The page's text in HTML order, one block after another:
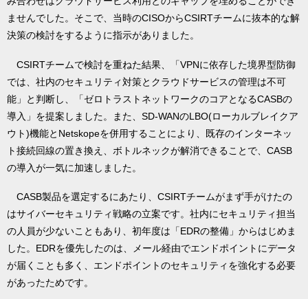
ませんでした。そこで、当時のCISOからCSIRTチームに抜本的な解
決策の検討をするように指示がありました。
CSIRTチームで検討を重ねた結果、「VPNに依存した境界型防御
では、社内のセキュリティ対策とクラウドサービスの管理は不可
能」と判断し、「ゼロトラストネットワークのコアとなるCASBの
導入」を提案しました。また、SD-WANのLBO(ローカルブレイクア
ウト)機能とNetskopeを併用することにより、既存のインターネッ
ト接続回線の置き換え、ボトルネックが解消できることで、CASB
の導入が一気に加速しました。
CASB製品を選定するにあたり、CSIRTチームがまず手がけたの
はサイバーセキュリティ戦略の立案です。社内にセキュリティ担当
の人員が少ないこともあり、初年度は「EDRの整備」からはじめま
した。EDRを優先したのは、メール経由でエンドポイントにデータ
が届くことも多く、エンドポイントのセキュリティを強化する必要
があったためです。